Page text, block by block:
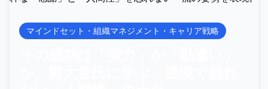
マインドセット・組織マネジメント・キャリア戦略